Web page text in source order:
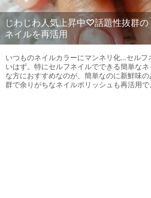
じわじわ人気上昇中♡話題性抜群
ネイルを再活用
いつものネイルカラーにマンネリ化…セル
いはず。特にセルフネイルでできる簡単な
な方におすすめなのが、簡単なのに新鮮味
群で余りがちなネイルポリッシュも再活用で